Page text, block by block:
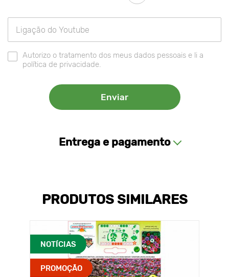
Autorizo o tratamento dos meus dados pessoais e li a
política de privacidade.
Entrega e pagamento
PRODUTOS SIMILARES
NOTÍCIAS
PROMOÇÃO